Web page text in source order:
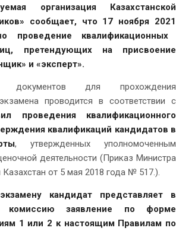
организация Казахстанской
сообщает, что 17 ноября 2021
проведение квалификационных
претендующих на присвоение
и «эксперт».
документов для прохождения
проводится в соответствии с
проведения квалификационного
квалификаций кандидатов в
, утвержденных уполномоченным
деятельности (Приказ Министра
от 5 мая 2018 года № 517.).
кандидат представляет в
комиссию заявление по форме
1 или 2 к настоящим Правилам по